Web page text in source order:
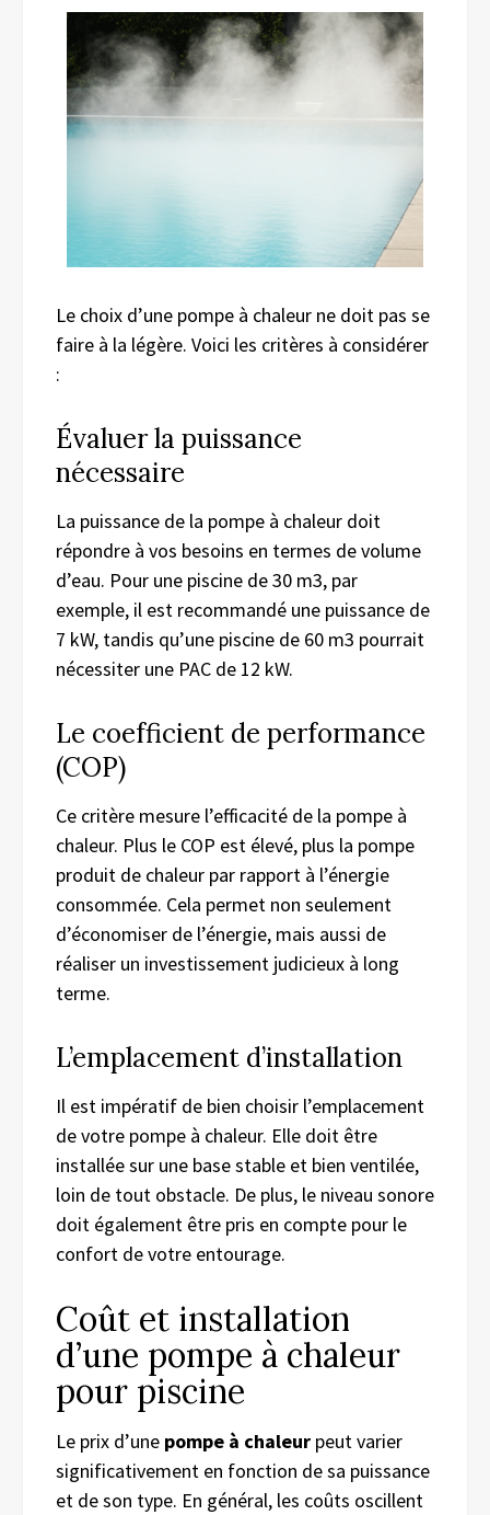
Le choix d’une pompe à chaleur ne doit pas se
faire à la légère. Voici les critères à considérer
:
Évaluer la puissance
nécessaire
La puissance de la pompe à chaleur doit
répondre à vos besoins en termes de volume
d’eau. Pour une piscine de 30 m3, par
exemple, il est recommandé une puissance de
7 kW, tandis qu’une piscine de 60 m3 pourrait
nécessiter une PAC de 12 kW.
Le coefficient de performance
(COP)
Ce critère mesure l’efficacité de la pompe à
chaleur. Plus le COP est élevé, plus la pompe
produit de chaleur par rapport à l’énergie
consommée. Cela permet non seulement
d’économiser de l’énergie, mais aussi de
réaliser un investissement judicieux à long
terme.
L’emplacement d’installation
Il est impératif de bien choisir l’emplacement
de votre pompe à chaleur. Elle doit être
installée sur une base stable et bien ventilée,
loin de tout obstacle. De plus, le niveau sonore
doit également être pris en compte pour le
confort de votre entourage.
Coût et installation
d’une pompe à chaleur
pour piscine
Le prix d’une pompe à chaleur peut varier
significativement en fonction de sa puissance
et de son type. En général, les coûts oscillent